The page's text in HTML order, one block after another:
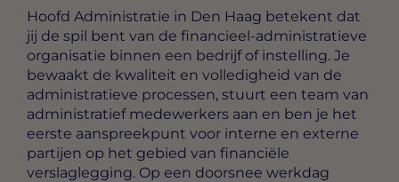
Hoofd Administratie in Den Haag betekent dat
jij de spil bent van de financieel-administratieve
organisatie binnen een bedrijf of instelling. Je
bewaakt de kwaliteit en volledigheid van de
administratieve processen, stuurt een team van
administratief medewerkers aan en ben je het
eerste aanspreekpunt voor interne en externe
partijen op het gebied van financiële
verslaglegging. Op een doorsnee werkdag